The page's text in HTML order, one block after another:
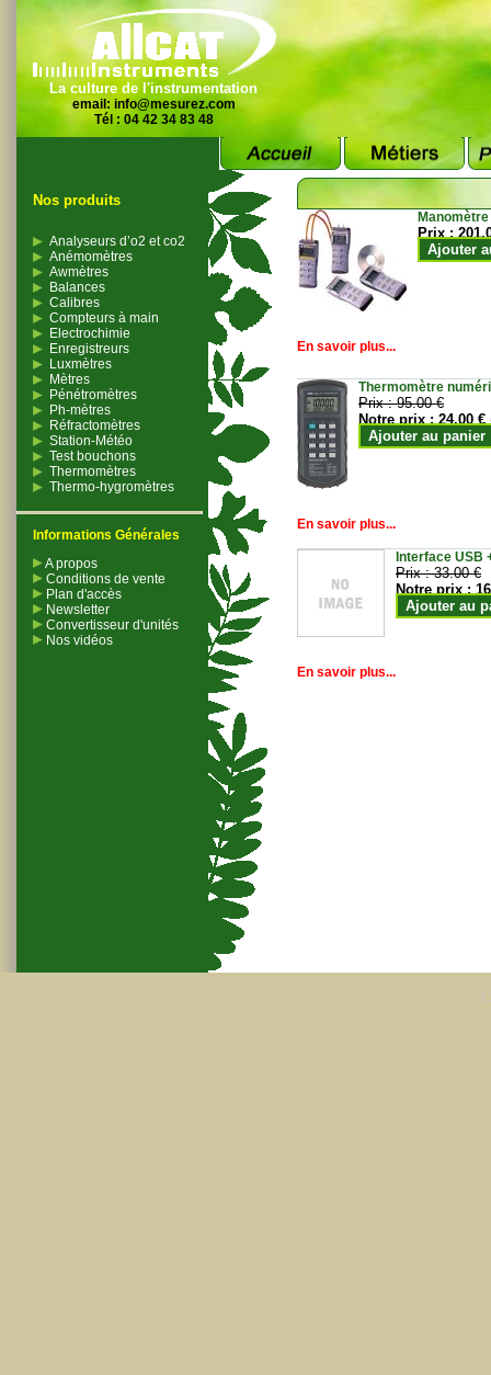
La culture de l'instrumentation
email: info@mesurez.com
Tél : 04 42 34 83 48
Nos produits
Analyseurs d’o2 et co2
Anémomètres
Awmètres
Balances
Calibres
Compteurs à main
Electrochimie
Enregistreurs
Luxmètres
Mètres
Pénétromètres
Ph-mètres
Réfractomètres
Station-Météo
Test bouchons
Thermomètres
Thermo-hygromètres
Informations Générales
A propos
Conditions de vente
Plan d'accès
Newsletter
Convertisseur d'unités
Nos vidéos
Prix :
Ajouter
En savoir plus...
Thermomètre
Prix :95.00 €
Notre prix :24.00 €
Ajouter au panier
En savoir plus...
Interface USB
Prix :33.00 €
Notre prix :
Ajouter au
En savoir plus...